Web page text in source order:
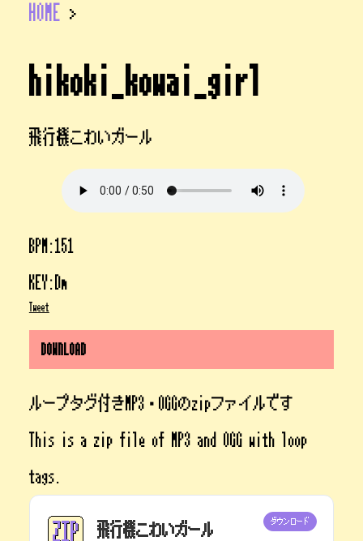
HOME >
hikoki_kowai_girl
飛行機こわいガール
BPM:151
KEY:Dm
Tweet
DOWNLOAD
ループタグ付きMP3・OGGのzipファイルです
This is a zip file of MP3 and OGG with loop
tags.
飛行機こわいガール ダウンロード